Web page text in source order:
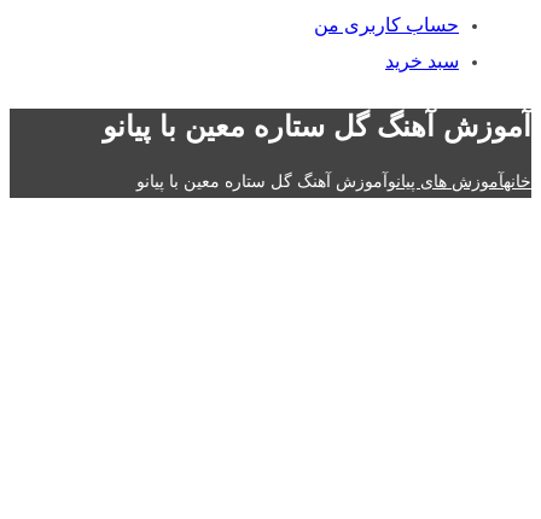
حساب کاربری من
سبد خرید
آموزش آهنگ گل ستاره معین با پیانو
خانهآموزش های پیانوآموزش آهنگ گل ستاره معین با پیانو